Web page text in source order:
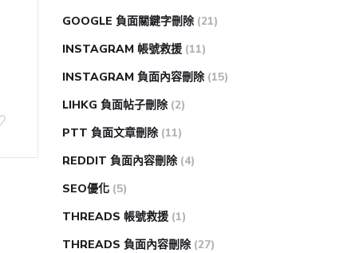
GOOGLE 負面關鍵字刪除 (21)
INSTAGRAM 帳號救援 (11)
INSTAGRAM 負面內容刪除 (15)
LIHKG 負面帖子刪除 (2)
PTT 負面文章刪除 (11)
REDDIT 負面內容刪除 (4)
SEO優化 (5)
THREADS 帳號救援 (1)
THREADS 負面內容刪除 (27)